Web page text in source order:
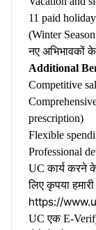
11 paid
(Winter
नए अभिभावकों
Additional
Competitive
prescription)
Flexible
Professional
UC कार्य करने
लिए कृपया
https://
UC एक E-